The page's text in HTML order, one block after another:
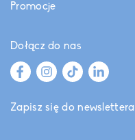
Promocje
Dołącz do nas
Zapisz się do newslettera